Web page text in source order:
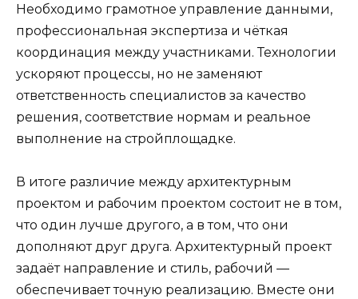
Необходимо грамотное управление данными,
профессиональная экспертиза и чёткая
координация между участниками. Технологии
ускоряют процессы, но не заменяют
ответственность специалистов за качество
решения, соответствие нормам и реальное
выполнение на стройплощадке.
В итоге различие между архитектурным
проектом и рабочим проектом состоит не в том,
что один лучше другого, а в том, что они
дополняют друг друга. Архитектурный проект
задаёт направление и стиль, рабочий —
обеспечивает точную реализацию. Вместе они